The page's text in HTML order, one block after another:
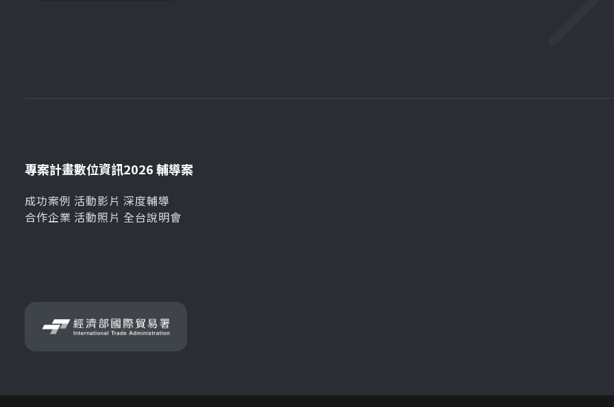
專案計畫
成功案例
合作企業
數位資訊
活動影片
活動照片
2026 輔導案
深度輔導
全台說明會